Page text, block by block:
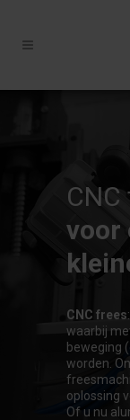
voor
CNC frees
waarbij
beweging
worden.
oplossing
Of u nu